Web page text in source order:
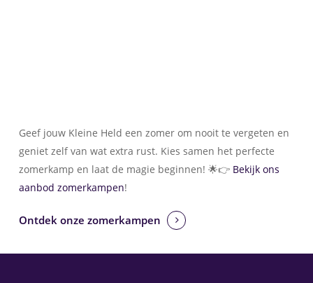
Geef jouw Kleine Held een zomer om nooit te vergeten en
geniet zelf van wat extra rust. Kies samen het perfecte
zomerkamp en laat de magie beginnen! 🌟👉 Bekijk ons
aanbod zomerkampen!
Ontdek onze zomerkampen